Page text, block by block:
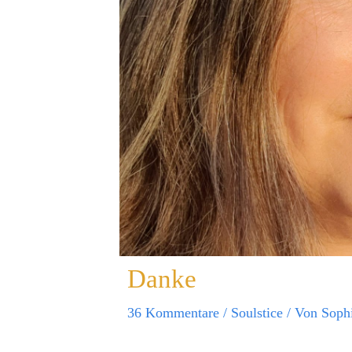
Danke
36 Kommentare / Soulstice / Von